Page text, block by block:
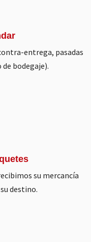
entrega, pasadas
bodegaje).
su mercancía
destino.